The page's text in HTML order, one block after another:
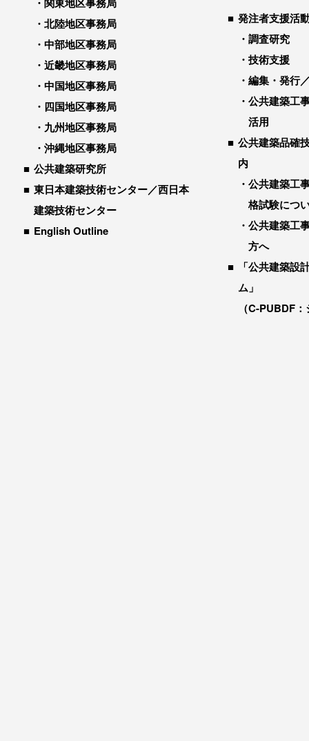
北陸地区事務局
中部地区事務局
近畿地区事務局
中国地区事務局
四国地区事務局
九州地区事務局
沖縄地区事務局
公共建築研究所
東日本建築技術センター／西日本
建築技術センター
English Outline
発注者支援活
調査研究
技術支援
編集・発行
公共建築工
活用
公共建築品確
内
公共建築工
格試験につ
公共建築工
方へ
「公共建築設
ム」
（C-PUBDF